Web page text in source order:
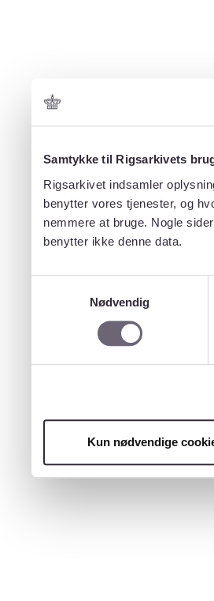
Samtykke til Rigsarkivets
Rigsarkivet indsamler
benytter vores tjenester, og
nemmere at bruge. Nogle
benytter ikke denne data.
Nødvendig
Kun nødvendige